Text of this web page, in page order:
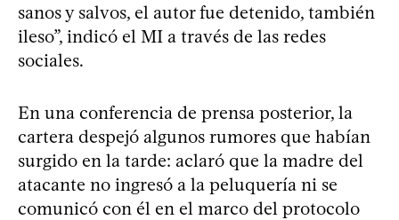
sanos y salvos, el autor fue detenido, también
ileso”, indicó el MI a través de las redes
sociales.
En una conferencia de prensa posterior, la
cartera despejó algunos rumores que habían
surgido en la tarde: aclaró que la madre del
atacante no ingresó a la peluquería ni se
comunicó con él en el marco del protocolo